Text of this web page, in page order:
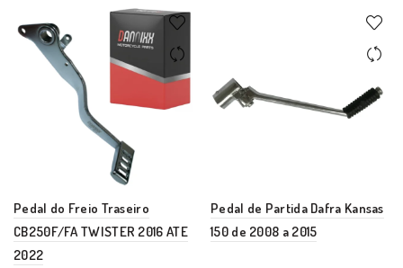
Pedal do Freio Traseiro
CB250F/FA TWISTER 2016 ATE
2022
Pedal de Partida Dafra Kansas
150 de 2008 a 2015